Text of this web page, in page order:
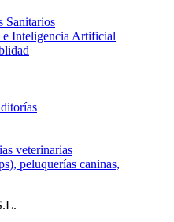
Sanitarios
Inteligencia Artificial
veterinarias
peluquerías caninas,